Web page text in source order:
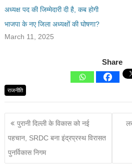
अध्यक्ष पद की जिम्मेदारी दी है, कब होगी
भाजपा के नए जिला अध्यक्षों की घोषणा?
March 11, 2025
Share
राजनीति
पुरानी दिल्ली के विकास को नई
पहचान, SRDC बना इंद्रप्रस्थ विरासत
पुनर्विकास निगम